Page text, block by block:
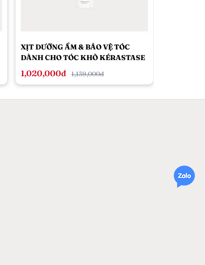
XỊT DƯỠNG ẨM & BẢO VỆ TÓC
DÀNH CHO TÓC KHÔ KÉRASTASE
NUTRITIVE LOTION THERMIQUE
SUBLIMATRICE 150ML
1,020,000đ 1,139,000đ